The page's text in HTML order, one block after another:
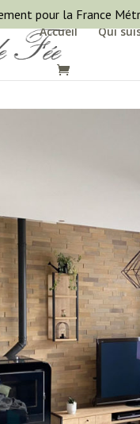
Accueil Qui
pour la France